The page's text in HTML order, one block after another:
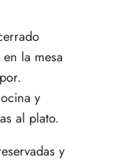
la mesa
y
al plato.
y